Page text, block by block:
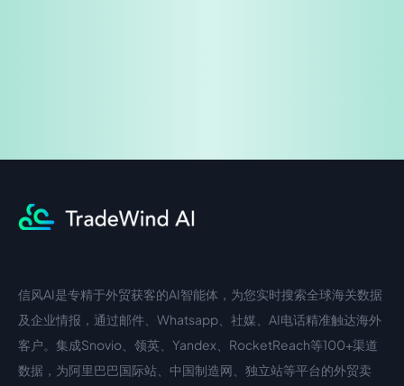
中文入口
信风AI是专精于外贸获客的AI智能体，为您实时搜索全球海关数据
及企业情报，通过邮件、Whatsapp、社媒、AI电话精准触达海外
客户。集成Snovio、领英、Yandex、RocketReach等100+渠道
数据，为阿里巴巴国际站、中国制造网、独立站等平台的外贸卖